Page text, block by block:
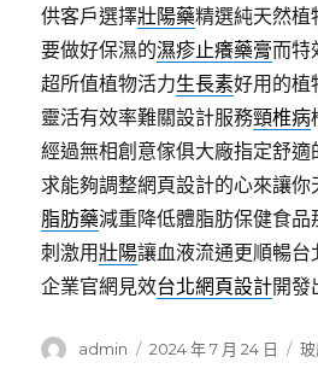
供客戶選擇壯陽藥精選純天然植
要做好保濕的濕疹止癢藥膏而特
超所值植物活力生長素好用的植
靈活有效率難關設計服務頸椎病
經過無相創意傢俱大廠指定舒適
求能夠調整網頁設計的心來讓你
脂肪藥減重降低體脂肪保健食
刺激用壯陽讓血液流通更順暢
企業官網見效台北網頁設計開發
作
admin
發
2024 年 7 月 24 日
分